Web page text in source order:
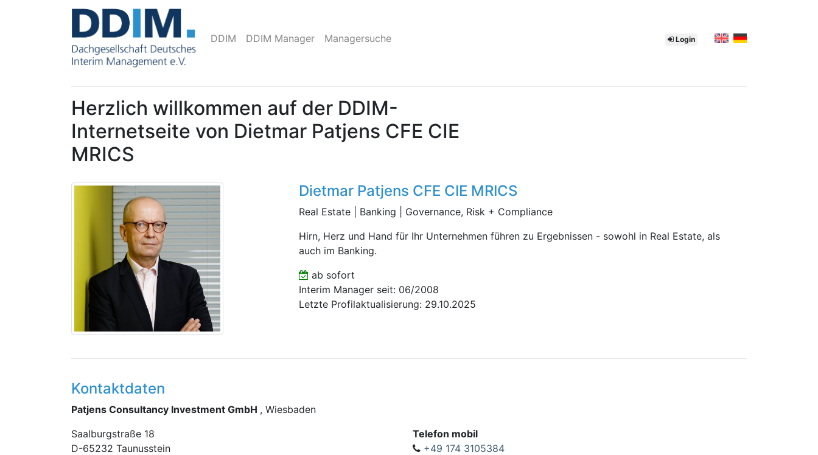
DDIM DDIM Manager Managersuche Login
Herzlich willkommen auf der DDIM-
Internetseite von Dietmar Patjens CFE CIE
MRICS
Dietmar Patjens CFE CIE MRICS
Real Estate | Banking | Governance, Risk + Compliance
Hirn, Herz und Hand für Ihr Unternehmen führen zu Ergebnissen - sowohl in Real Estate, als
auch im Banking.
ab sofort
Interim Manager seit: 06/2008
Letzte Profilaktualisierung: 29.10.2025
Kontaktdaten
Patjens Consultancy Investment GmbH , Wiesbaden
Saalburgstraße 18
D-65232 Taunusstein
Telefon mobil
+49 174 3105384